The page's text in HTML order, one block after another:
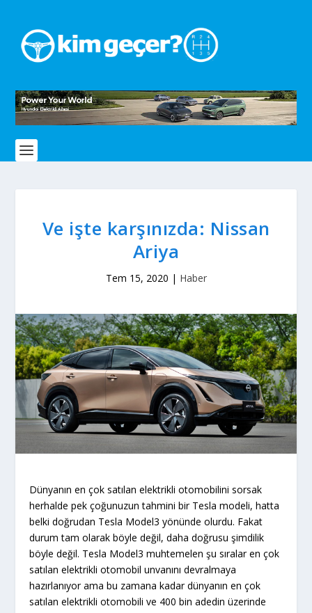
Ve işte karşınızda: Nissan
Ariya
Tem 15, 2020 | Haber
Dünyanın en çok satılan elektrikli otomobilini sorsak
herhalde pek çoğunuzun tahmini bir Tesla modeli, hatta
belki doğrudan Tesla Model3 yönünde olurdu. Fakat
durum tam olarak böyle değil, daha doğrusu şimdilik
böyle değil. Tesla Model3 muhtemelen şu sıralar en çok
satılan elektrikli otomobil unvanını devralmaya
hazırlanıyor ama bu zamana kadar dünyanın en çok
satılan elektrikli otomobili ve 400 bin adedin üzerinde